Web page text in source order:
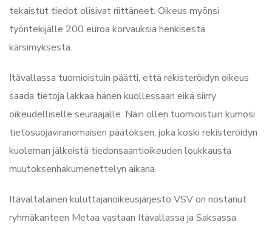
tekaistut tiedot olisivat riittäneet. Oikeus myönsi
työntekijälle 200 euroa korvauksia henkisestä
kärsimyksestä.
Itävallassa tuomioistuin päätti, että rekisteröidyn oikeus
saada tietoja lakkaa hänen kuollessaan eikä siirry
oikeudelliselle seuraajalle. Näin ollen tuomioistuin kumosi
tietosuojaviranomaisen päätöksen, joka koski rekisteröidyn
kuoleman jälkeistä tiedonsaantioikeuden loukkausta
muutoksenhakumenettelyn aikana.
Itävaltalainen kuluttajanoikeusjärjestö VSV on nostanut
ryhmäkanteen Metaa vastaan Itävallassa ja Saksassa